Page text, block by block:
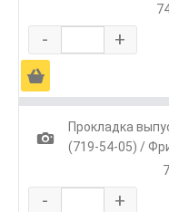
- +
Ä
1
Прокладка
(719-54-05) /
- +